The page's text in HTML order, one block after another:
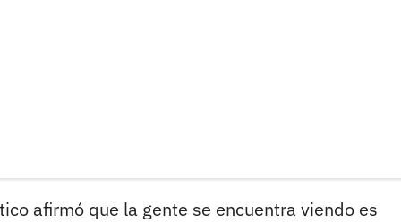
afirmó que la gente se encuentra viendo es